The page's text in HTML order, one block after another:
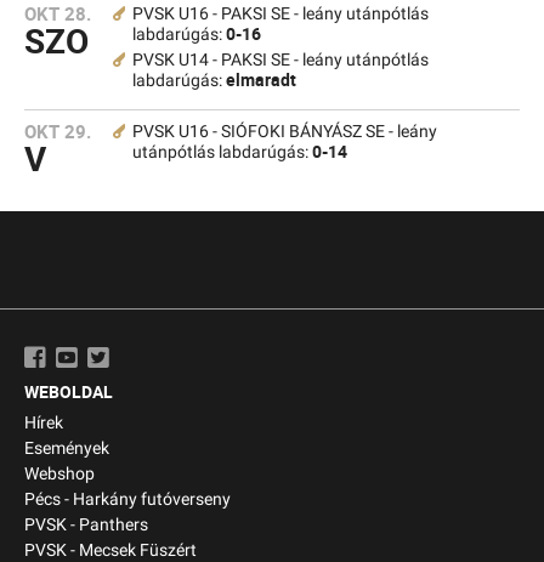
OKT 28.
SZO
PVSK U16 - PAKSI SE - leány utánpótlás
labdarúgás:0-16
PVSK U14 - PAKSI SE - leány utánpótlás
labdarúgás:elmaradt
OKT 29.
V
PVSK U16 - SIÓFOKI BÁNYÁSZ SE - leány
utánpótlás labdarúgás:0-14
WEBOLDAL
Hírek
Események
Webshop
Pécs - Harkány futóverseny
PVSK - Panthers
PVSK - Mecsek Füszért